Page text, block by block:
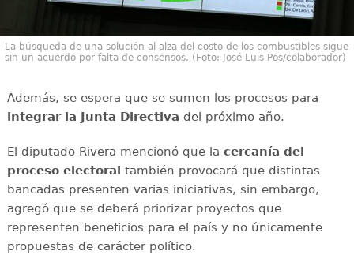
La búsqueda de una solución al alza del costo de los combustibles sigue
sin un acuerdo por falta de consensos. (Foto: José Luis Pos/colaborador)
Además, se espera que se sumen los procesos para
integrar la Junta Directiva del próximo año.
El diputado Rivera mencionó que la cercanía del
proceso electoral también provocará que distintas
bancadas presenten varias iniciativas, sin embargo,
agregó que se deberá priorizar proyectos que
representen beneficios para el país y no únicamente
propuestas de carácter político.